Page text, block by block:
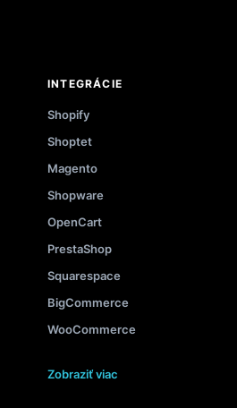
INTEGRÁCIE
Shopify
Shoptet
Magento
Shopware
OpenCart
PrestaShop
Squarespace
BigCommerce
WooCommerce
Zobraziť viac